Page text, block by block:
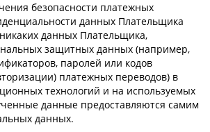
безопасности платежных
данных Плательщика
данных Плательщика,
защитных данных (например,
паролей или кодов
платежных переводов) в
технологий и на используемых
данные предоставляются самим
данных.